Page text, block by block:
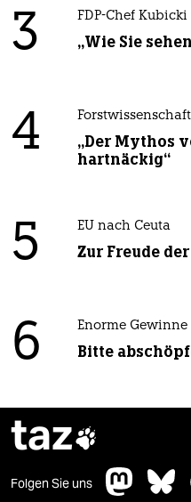
3 FDP-Chef
„Wie Sie
4
„Der Mythos
hartnäckig“
5 EU nach Ceuta
Zur Freude
6 Enorme
Bitte
taz
Folgen Sie uns